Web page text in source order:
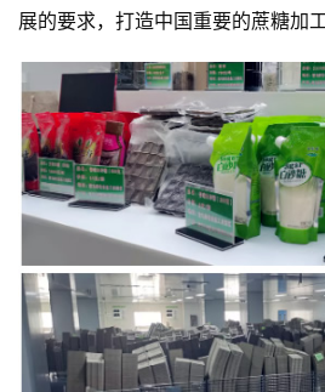
首
页
云
糖
展的要求，打造中国重要的蔗糖加